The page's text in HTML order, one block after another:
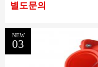
별도문의
NEW
03